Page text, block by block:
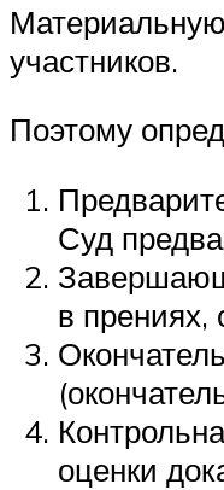
участников.
Поэтому
Суд
в
оценки